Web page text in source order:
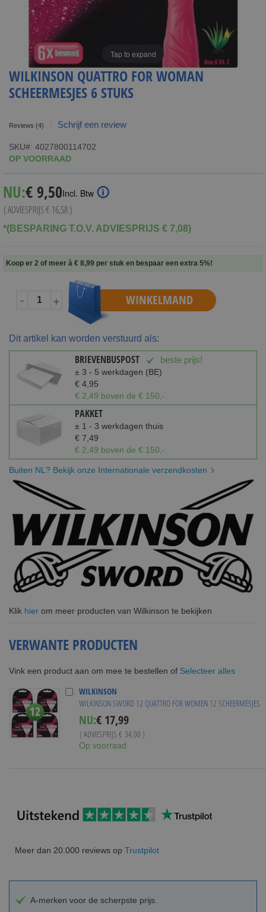
Tap to expand
WILKINSON QUATTRO FOR WOMAN
SCHEERMESJES 6 STUKS
Reviews (4) Schrijf een review
SKU
4027800114702
OP VOORRAAD
NU: Special
Price
€ 9,50Incl. Btw
( ADVIESPRIJS€ 16,58)
*(BESPARING T.O.V. ADVIESPRIJS € 7,08)
Koop er 2 of meer à € 8,99 per stuk en bespaar een extra 5%!
- + WINKELMAND
Dit artikel kan worden verstuurd als:
BRIEVENBUSPOST beste prijs!
± 3 - 5 werkdagen (BE)
€ 4,95
€ 2,49 boven de € 150,-
PAKKET
± 1 - 3 werkdagen thuis
€ 7,49
€ 2,49 boven de € 150,-
Buiten NL? Bekijk onze Internationale verzendkosten
Klik hier om meer producten van Wilkinson te bekijken
VERWANTE PRODUCTEN
Vink een product aan om mee te bestellen of Selecteer alles
WILKINSON
WILKINSON SWORD 12 QUATTRO FOR WOMEN 12 SCHEERMESJES
NU:Special
Price
€ 17,99
( ADVIESPRIJS € 34,00 )
Op voorraad
Meer dan 20.000 reviews op Trustpilot
A-merken voor de scherpste prijs.